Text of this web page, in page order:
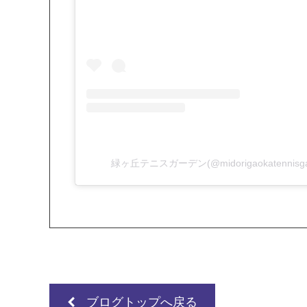
緑ヶ丘テニスガーデン
ブログトップへ戻る